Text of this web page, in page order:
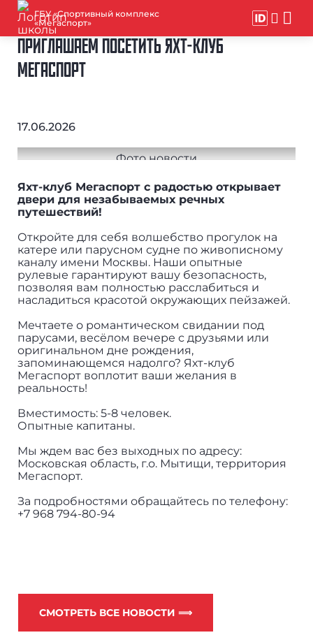
ГБУ «Спортивный комплекс
«Мегаспорт»
ПРИГЛАШАЕМ ПОСЕТИТЬ ЯХТ-КЛУБ
МЕГАСПОРТ
17.06.2026
Яхт-клуб Мегаспорт с радостью открывает
двери для незабываемых речных
путешествий!
Откройте для себя волшебство прогулок на
катере или парусном судне по живописному
каналу имени Москвы. Наши опытные
рулевые гарантируют вашу безопасность,
позволяя вам полностью расслабиться и
насладиться красотой окружающих пейзажей.
Мечтаете о романтическом свидании под
парусами, весёлом вечере с друзьями или
оригинальном дне рождения,
запоминающемся надолго? Яхт-клуб
Мегаспорт воплотит ваши желания в
реальность!
Вместимость: 5-8 человек.
Опытные капитаны.
Мы ждем вас без выходных по адресу:
Московская область, г.о. Мытищи, территория
Мегаспорт.
За подробностями обращайтесь по телефону:
+7 968 794-80-94
СМОТРЕТЬ ВСЕ НОВОСТИ ⟹